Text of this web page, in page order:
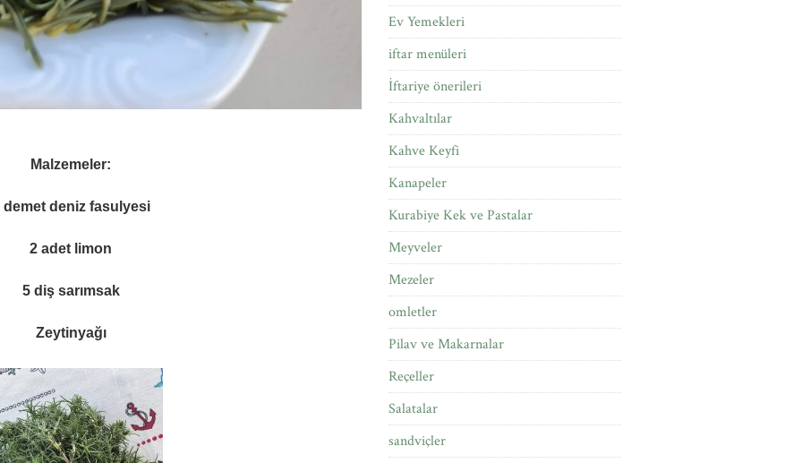
Malzemeler:
demet deniz fasulyesi
2 adet limon
5 diş sarımsak
Zeytinyağı
Ev Yemekleri
iftar menüleri
İftariye önerileri
Kahvaltılar
Kahve Keyfi
Kanapeler
Kurabiye Kek ve Pastalar
Meyveler
Mezeler
omletler
Pilav ve Makarnalar
Reçeller
Salatalar
sandviçler